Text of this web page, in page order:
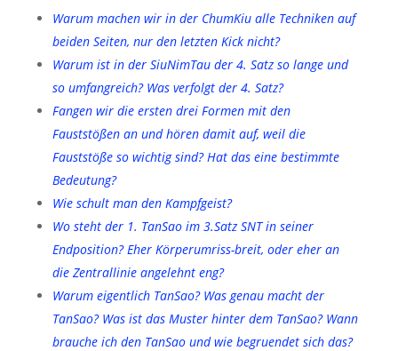
Warum machen wir in der ChumKiu alle Techniken auf
beiden Seiten, nur den letzten Kick nicht?
Warum ist in der SiuNimTau der 4. Satz so lange und
so umfangreich? Was verfolgt der 4. Satz?
Fangen wir die ersten drei Formen mit den
Fauststößen an und hören damit auf, weil die
Fauststöße so wichtig sind? Hat das eine bestimmte
Bedeutung?
Wie schult man den Kampfgeist?
Wo steht der 1. TanSao im 3.Satz SNT in seiner
Endposition? Eher Körperumriss-breit, oder eher an
die Zentrallinie angelehnt eng?
Warum eigentlich TanSao? Was genau macht der
TanSao? Was ist das Muster hinter dem TanSao? Wann
brauche ich den TanSao und wie begruendet sich das?